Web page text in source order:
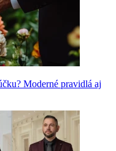
Moderné pravidlá aj